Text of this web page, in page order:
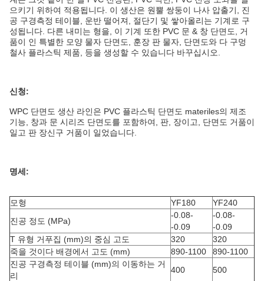
으키기 위하여 적용됩니다. 이 생산은 원뿔 쌍둥이 나사 압출기, 진
공 구경측정 테이블, 운반 떨어져, 절단기 및 쌓아올리는 기계로 구
성됩니다. 다른 내미는 형을, 이 기계 또한 PVC 문 & 창 단면도, 거
품이 인 특별한 모양 물자 단면도, 훈장 판 물자, 단면도와 다 구멍
철사 플라스틱 제품, 등을 생성할 수 있습니다 바꾸십시오.
신청:
WPC 단면도 생산 라인은 PVC 플라스틱 단면도 materiles의 제조
기능, 창과 문 시리즈 단면도를 포함하여, 판, 장이고, 단면도 거품이
일고 판 장신구 거품이 일었습니다.
명세:
모형 YF180
YF240
진공 정도 (MPa)
-0.08-
-0.09
-0.08-
-0.09
T 유형 거푸집 (mm)의 중심 고도
320
320
죽을 것이다 배경에서 고도 (mm)
890-1100
890-1100
진공 구경측정 테이블 (mm)의 이동하는 거
리
400
500